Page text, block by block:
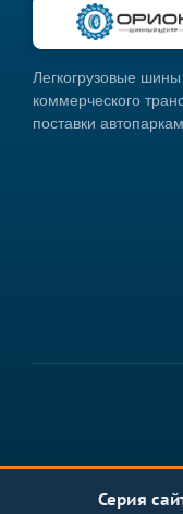
Легкогрузовые
коммерческого
поставки
Серия